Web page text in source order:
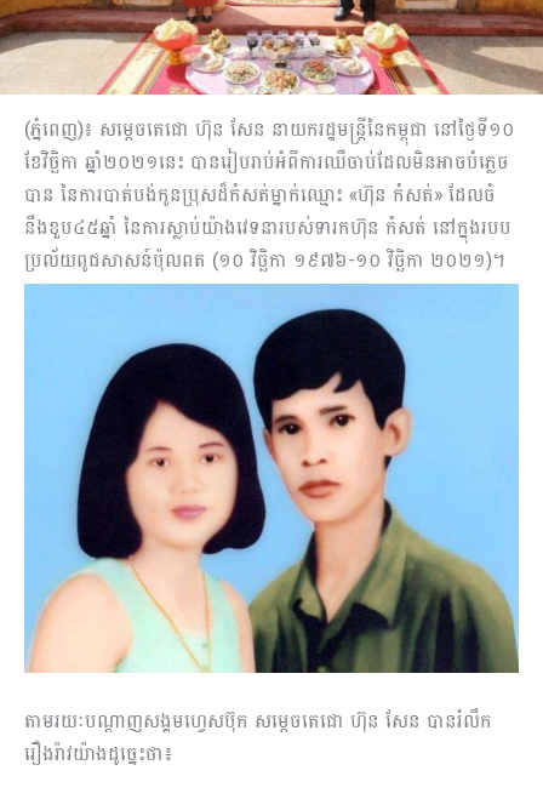
(ភ្នំពេញ)៖ សម្តេចតេជោ ហ៊ុន សែន នាយករដ្ឋមន្រ្តីនៃកម្ពុជា នៅថ្ងៃទី១០
ខែវិច្ឆិកា ឆ្នាំ២០២១នេះ បានរៀបរាប់អំពីការឈឺចាប់ដែលមិនអាចបំភ្លេច
បាន នៃការបាត់បង់កូនប្រុសដ៏កំសត់ម្នាក់ឈ្មោះ «ហ៊ុន កំសត់» ដែលចំ
នឹងខួប៤៥ឆ្នាំ នៃការស្លាប់យ៉ាងវេទនារបស់ទារកហ៊ុន កំសត់ នៅក្នុងរបប
ប្រល័យពូជសាសន៍ប៉ុលពត (១០ វិច្ឆិកា ១៩៧៦-១០ វិច្ឆិកា ២០២១)។
តាមរយៈបណ្តាញសង្គមហ្វេសប៊ុក សម្តេចតេជោ ហ៊ុន សែន បានរំលឹក
រឿងរ៉ាវយ៉ាងដូច្នេះថា៖